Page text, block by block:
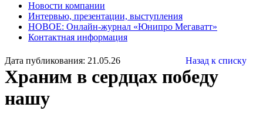
Новости компании
Интервью, презентации, выступления
НОВОЕ: Онлайн-журнал «Юнипро Мегаватт»
Контактная информация
Дата публикования: 21.05.26 Назад к списку
Храним в сердцах победу
нашу